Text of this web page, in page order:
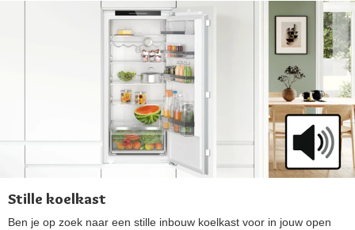
Stille koelkast
Ben je op zoek naar een stille inbouw koelkast voor in jouw open